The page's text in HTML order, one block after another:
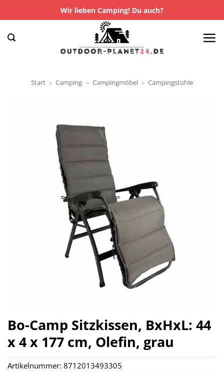
Inhalt
springen
Wir lieben Camping! Du auch?
Start » Camping » Campingmöbel » Campingstühle
Bo-Camp Sitzkissen, BxHxL: 44
x 4 x 177 cm, Olefin, grau
Artikelnummer: 8712013493305